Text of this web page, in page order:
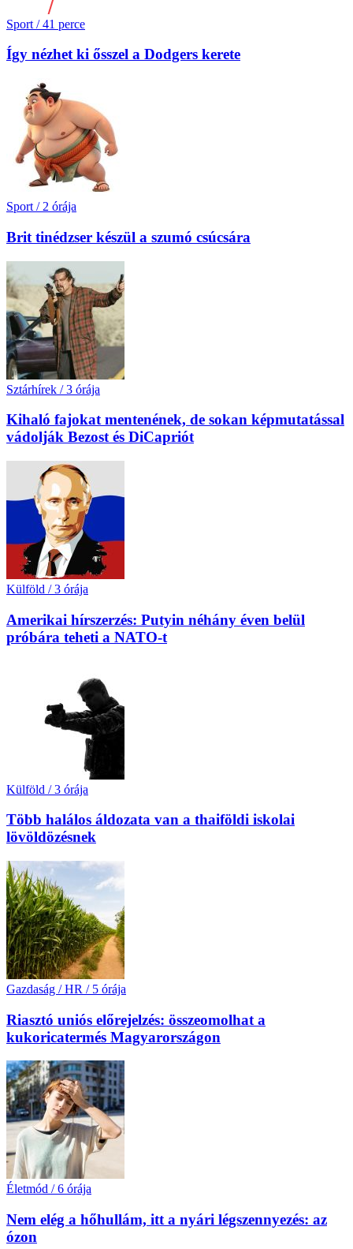
Sport / 41 perce
Így nézhet ki ősszel a Dodgers kerete
Sport / 2 órája
Brit tinédzser készül a szumó csúcsára
Sztárhírek / 3 órája
Kihaló fajokat mentenének, de sokan képmutatással
vádolják Bezost és DiCapriót
Külföld / 3 órája
Amerikai hírszerzés: Putyin néhány éven belül
próbára teheti a NATO-t
Külföld / 3 órája
Több halálos áldozata van a thaiföldi iskolai
lövöldözésnek
Gazdaság / HR / 5 órája
Riasztó uniós előrejelzés: összeomolhat a
kukoricatermés Magyarországon
Életmód / 6 órája
Nem elég a hőhullám, itt a nyári légszennyezés: az
ózon